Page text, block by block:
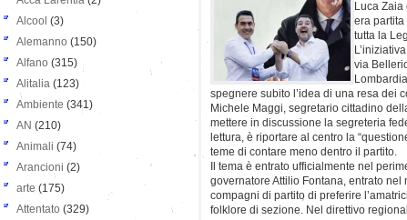
Luca
era
tutta la
via
spegnere subito l’idea di una resa dei
Michele Maggi, segretario cittadino
mettere in discussione la segreteria
lettura, è riportare al centro la
teme di contare meno dentro il partito.
Il tema è entrato ufficialmente nel
governatore Attilio Fontana, entrato
compagni di partito di preferire
folklore di sezione. Nel direttivo
Alcool (3)
Alemanno (150)
Alfano (315)
Alitalia (123)
Ambiente (341)
AN (210)
Animali (74)
Arancioni (2)
arte (175)
Attentato (329)